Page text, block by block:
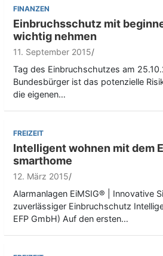
FINANZEN
Einbruchsschutz mit
wichtig nehmen
11. September 2015
Tag des Einbruchschutzes am
Bundesbürger ist das potenzielle
die eigenen…
FREIZEIT
Intelligent wohnen mit dem
smarthome
12. März 2015
Alarmanlagen EiMSIG® | Innovative
zuverlässiger Einbruchschutz
EFP GmbH) Auf den ersten…